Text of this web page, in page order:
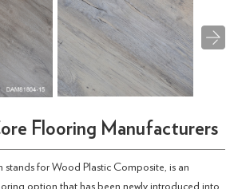
Flooring Manufacturers
stands for Wood Plastic Composite, is an
option that has been newly introduced into